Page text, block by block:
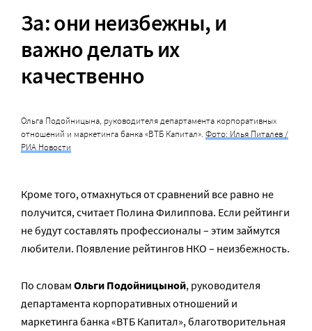
За: они неизбежны, и
важно делать их
качественно
Ольга Подойницына, руководителя департамента корпоративных
отношений и маркетинга банка «ВТБ Капитал». Фото: Илья Питалев /
РИА Новости
Кроме того, отмахнуться от сравнений все равно не
получится, считает Полина Филиппова. Если рейтинги
не будут составлять профессионалы – этим займутся
любители. Появление рейтингов НКО – неизбежность.
По словам Ольги Подойницыной, руководителя
департамента корпоративных отношений и
маркетинга банка «ВТБ Капитал», благотворительная